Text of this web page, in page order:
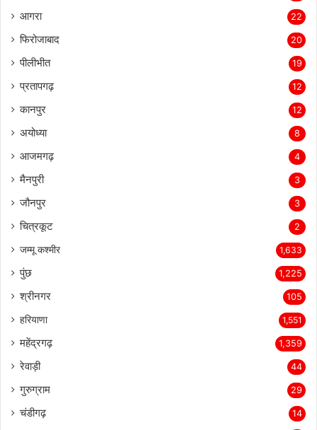
आगरा 22
फिरोजाबाद 20
पीलीभीत 19
प्रतापगढ़ 12
कानपुर 12
अयोध्या 8
आजमगढ़ 4
मैनपुरी 3
जौनपुर 3
चित्रकूट 2
जम्मू कश्मीर 1,633
पुंछ 1,225
श्रीनगर 105
हरियाणा 1,551
महेंद्रगढ़ 1,359
रेवाड़ी 44
गुरुग्राम 29
चंडीगढ़ 14